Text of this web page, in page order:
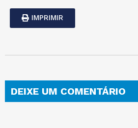
IMPRIMIR
DEIXE UM COMENTÁRIO